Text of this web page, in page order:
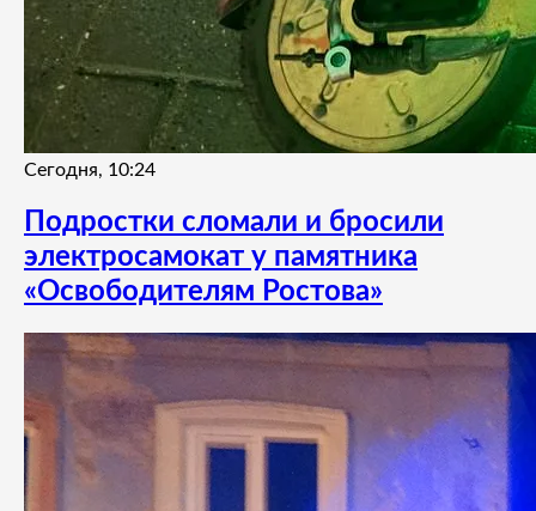
Сегодня, 10:24
Подростки сломали и бросили
электросамокат у памятника
«Освободителям Ростова»